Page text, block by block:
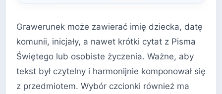
Grawerunek może zawierać imię dziecka, datę
komunii, inicjały, a nawet krótki cytat z Pisma
Świętego lub osobiste życzenia. Ważne, aby
tekst był czytelny i harmonijnie komponował się
z przedmiotem. Wybór czcionki również ma